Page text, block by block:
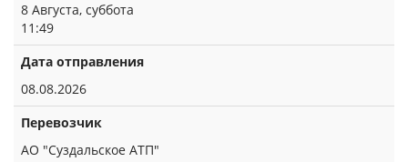
8 Августа, суббота
11:49
Дата отправления
08.08.2026
Перевозчик
АО "Суздальское АТП"